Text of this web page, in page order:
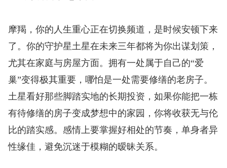
摩羯，你的人生重心正在切换频道，是时候安顿下来
了。你的守护星土星在未来三年都将为你出谋划策，
尤其在家庭与房屋方面。拥有一处属于自己的“爱
巢”变得极其重要，哪怕是一处需要修缮的老房子。
土星看好那些脚踏实地的长期投资，如果你能把一栋
有待修缮的房子变成梦想中的家园，你将收获无与伦
比的踏实感。感情上要掌握好相处的节奏，单身者异
性缘佳，避免沉迷于模糊的暧昧关系。